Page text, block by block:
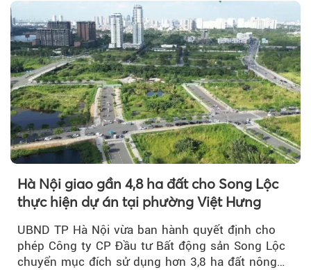
Hà Nội giao gần 4,8 ha đất cho Song Lộc
thực hiện dự án tại phường Việt Hưng
UBND TP Hà Nội vừa ban hành quyết định cho
phép Công ty CP Đầu tư Bất động sản Song Lộc
chuyển mục đích sử dụng hơn 3,8 ha đất nông